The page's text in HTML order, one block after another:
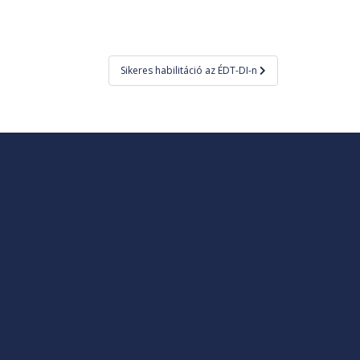
Sikeres habilitáció az ÉDT-DI-n